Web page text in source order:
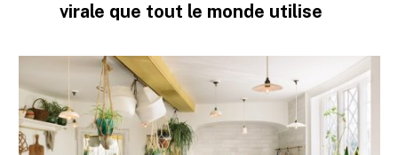
virale que tout le monde utilise